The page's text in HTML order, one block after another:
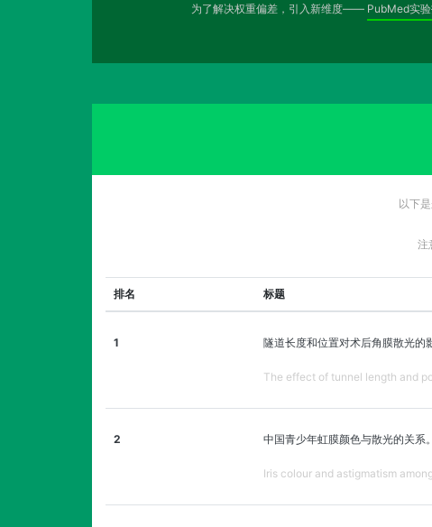
为了解决权重偏差，引入新维度—— PubMed实
以下
注
排名 标题
1 隧道长度和位置对术后角膜散光的
The effect of tunnel length and
2 中国青少年虹膜颜色与散光的关系。
Iris colour and astigmatism